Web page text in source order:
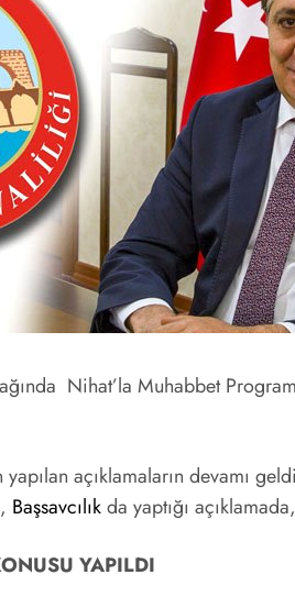
Nihat’la Muhabbet
açıklamaların devamı
Başsavcılıkda yaptığı açıklamada,
YAPILDI